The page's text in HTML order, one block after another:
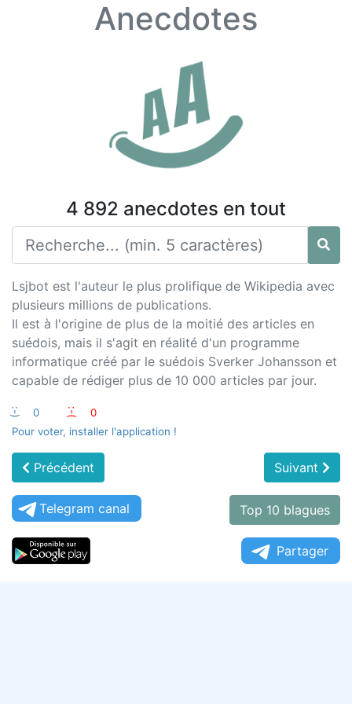
Anecdotes
4 892 anecdotes en tout
Lsjbot est l'auteur le plus prolifique de Wikipedia avec
plusieurs millions de publications.
Il est à l'origine de plus de la moitié des articles en
suédois, mais il s'agit en réalité d'un programme
informatique créé par le suédois Sverker Johansson et
capable de rédiger plus de 10 000 articles par jour.
:-) 0 :-(
0
Pour voter, installer l'application !
Précédent Suivant
Telegram canal Top 10 blagues
Partager